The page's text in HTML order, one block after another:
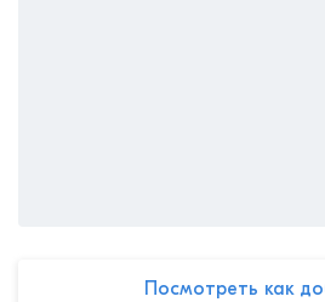
Посмотреть как